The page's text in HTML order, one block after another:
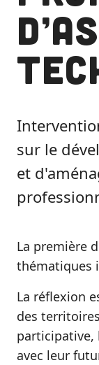
sur le
et
La première
thématiques
La réflexion
des
participative,
avec leur